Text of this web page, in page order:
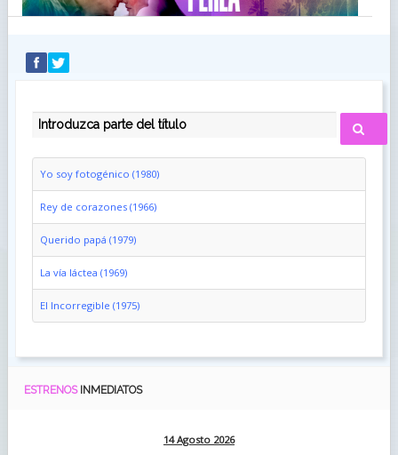
IDENTIFICARSE
INTRODUZCA PARTE DEL TÍTULO
Yo soy fotogénico (1980)
Rey de corazones (1966)
Querido papá (1979)
La vía láctea (1969)
El Incorregible (1975)
ESTRENOS INMEDIATOS
14 Agosto 2026